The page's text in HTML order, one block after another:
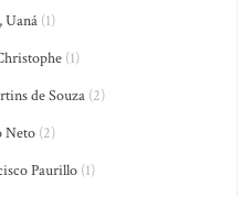
Uaná (1)
(1)
de Souza (2)
Neto(2)
Paurillo (1)